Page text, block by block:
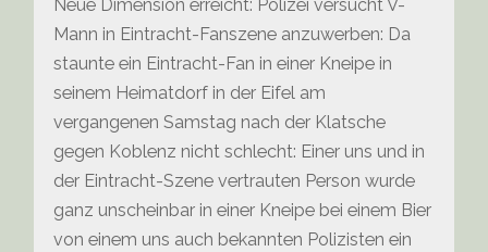
Neue Dimension erreicht: Polizei versucht V-
Mann in Eintracht-Fanszene anzuwerben: Da
staunte ein Eintracht-Fan in einer Kneipe in
seinem Heimatdorf in der Eifel am
vergangenen Samstag nach der Klatsche
gegen Koblenz nicht schlecht: Einer uns und in
der Eintracht-Szene vertrauten Person wurde
ganz unscheinbar in einer Kneipe bei einem Bier
von einem uns auch bekannten Polizisten ein